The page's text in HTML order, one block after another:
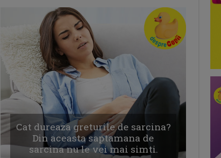
Cat dureaza greturile de sarcina?
Din aceasta saptamana de
sarcina nu le vei mai simti.